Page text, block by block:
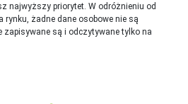
najwyższy priorytet. W odróżnieniu od
rynku, żadne dane osobowe nie są
zapisywane są i odczytywane tylko na